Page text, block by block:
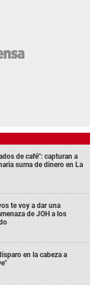
de café": capturan a
suma de dinero en La
te voy a dar una
de JOH a los
en la cabeza a